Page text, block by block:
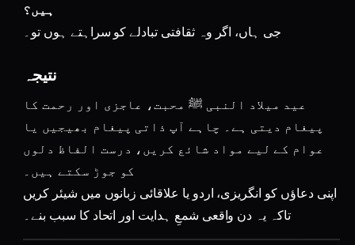
ہیں؟
جی ہاں، اگر وہ ثقافتی تبادلے کو سراہتے ہوں تو۔
نتیجہ
عید میلاد النبی ﷺ محبت، عاجزی اور رحمت کا
پیغام دیتی ہے۔ چاہے آپ ذاتی پیغام بھیجیں یا
عوام کے لیے مواد شائع کریں، درست الفاظ دلوں
کو جوڑ سکتے ہیں۔
اپنی دعاؤں کو انگریزی، اردو یا علاقائی زبانوں میں شیئر کریں
تاکہ یہ دن واقعی شمعِ ہدایت اور اتحاد کا سبب بنے۔